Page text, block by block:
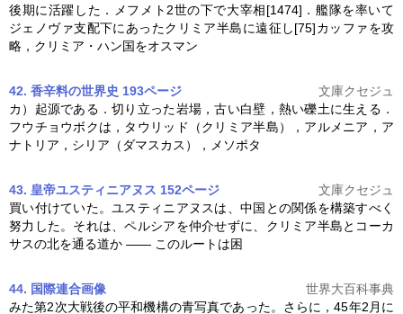
後期に活躍した．メフメト2世の下で大宰相[1474]．艦隊を率いて
ジェノヴァ支配下にあったクリミア半島に遠征し[75]カッファを攻
略，クリミア・ハン国をオスマン
42. 香辛料の世界史 193ページ
文庫クセジュ
カ）起源である．切り立った岩場，古い白壁，熱い礫土に生える．
フウチョウボクは，タウリッド（クリミア半島），アルメニア，ア
ナトリア，シリア（ダマスカス），メソポタ
43. 皇帝ユスティニアヌス 152ページ
文庫クセジュ
買い付けていた。ユスティニアヌスは、中国との関係を構築すべく
努力した。それは、ペルシアを仲介せずに、 クリミア半島とコーカ
サスの北を通る道か ―― このルートは困
44. 国際連合画像
世界大百科事典
みた第2次大戦後の平和機構の青写真であった。さらに，45年2月に